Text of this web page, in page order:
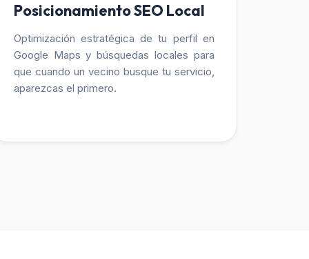
Posicionamiento SEO Local
Optimización estratégica de tu perfil en
Google Maps y búsquedas locales para
que cuando un vecino busque tu servicio,
aparezcas el primero.